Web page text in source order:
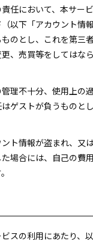
任において、本サー
以下「アカウント情
のとし、これを第三
、売買等をしてはな
理不十分、使用上の
ゲストが負うものと
ト情報が盗まれ、又
場合には、自己の費
スの利用にあたり、